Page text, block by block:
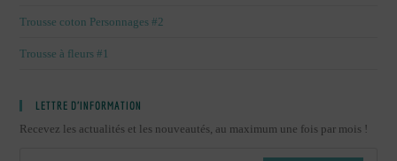
Trousse coton Personnages #2
Trousse à fleurs #1
LETTRE D’INFORMATION
Recevez les actualités et les nouveautés, au maximum une fois par mois !